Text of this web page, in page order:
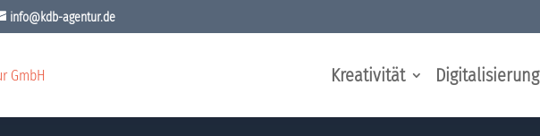
info@kdb-agentur.de
Kreativität Digitalisierung